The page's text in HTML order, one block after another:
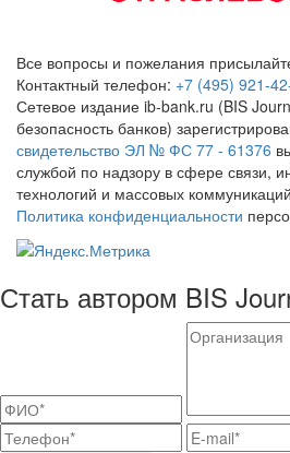
Все вопросы и пожелания
Контактный телефон: +7 (495) 921-
Сетевое издание ib-bank.ru (BIS
безопасность банков)
свидетельство ЭЛ № ФС 77 - 61376
службой по надзору в сфере связи,
технологий и массовых
Политика конфиденциальности
Стать автором BIS